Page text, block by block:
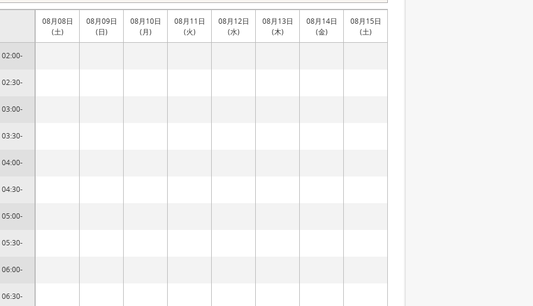
02:00-
02:30-
03:00-
03:30-
04:00-
04:30-
05:00-
05:30-
06:00-
06:30-
08月08日
(土)
08月09日
(日)
08月10日
(月)
08月11日
(火)
08月12日
(水)
08月13日
(木)
08月14日
(金)
08月15日
(土)